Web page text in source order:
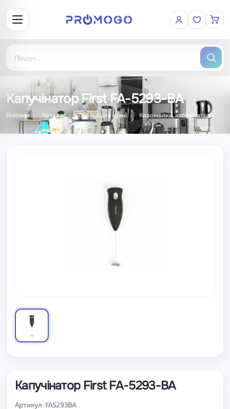
Капучінатор First FA-5293-BA
Головна Каталог Техніка для кухні Кавомолки, капучінатори
Капучінатор First FA-5293-BA
Артикул: FA5293BA